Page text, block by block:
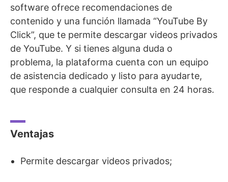
software ofrece recomendaciones de
contenido y una función llamada “YouTube By
Click”, que te permite descargar videos privados
de YouTube. Y si tienes alguna duda o
problema, la plataforma cuenta con un equipo
de asistencia dedicado y listo para ayudarte,
que responde a cualquier consulta en 24 horas.
Ventajas
Permite descargar videos privados;